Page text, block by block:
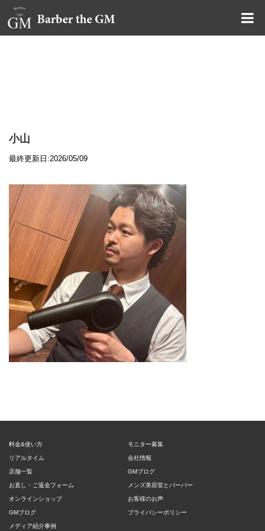
小山
最終更新日:2026/05/09
料金&使い方
リアルタイム
店舗一覧
お直し・ご返金フォーム
オンラインショップ
GMブログ
メディア紹介事例
モニター募集
会社情報
GMブログ
メンズ美容室とバーバー
お客様のお声
プライバシーポリシー